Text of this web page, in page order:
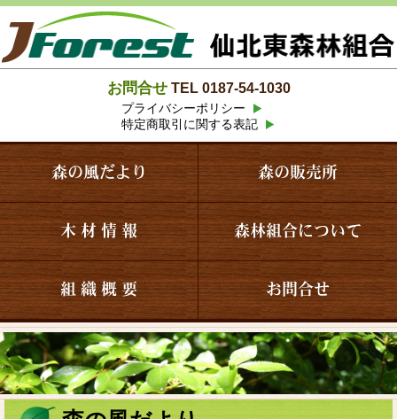
お問合せ TEL 0187-54-1030
プライバシーポリシー
特定商取引に関する表記
森の風だより 森の販売所
木 材 情 報 森林組合について
組 織 概 要 お問合せ